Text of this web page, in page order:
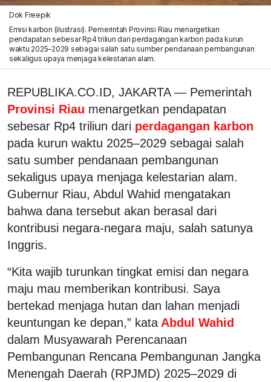
Dok Freepik
Emisi karbon (ilustrasi). Pemerintah Provinsi Riau menargetkan
pendapatan sebesar Rp4 triliun dari perdagangan karbon pada kurun
waktu 2025–2029 sebagai salah satu sumber pendanaan pembangunan
sekaligus upaya menjaga kelestarian alam.
REPUBLIKA.CO.ID, JAKARTA — Pemerintah
Provinsi Riau menargetkan pendapatan
sebesar Rp4 triliun dari perdagangan karbon
pada kurun waktu 2025–2029 sebagai salah
satu sumber pendanaan pembangunan
sekaligus upaya menjaga kelestarian alam.
Gubernur Riau, Abdul Wahid mengatakan
bahwa dana tersebut akan berasal dari
kontribusi negara-negara maju, salah satunya
Inggris.
“Kita wajib turunkan tingkat emisi dan negara
maju mau memberikan kontribusi. Saya
bertekad menjaga hutan dan lahan menjadi
keuntungan ke depan,” kata Abdul Wahid
dalam Musyawarah Perencanaan
Pembangunan Rencana Pembangunan Jangka
Menengah Daerah (RPJMD) 2025–2029 di